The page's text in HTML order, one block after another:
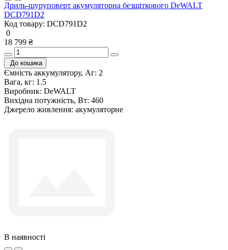
Дриль-шуруповерт акумуляторна безщіткового DeWALT
DCD791D2
Код товару: DCD791D2
0
18 799 ₴
До кошика
Ємність аккумулятору, Аг: 2
Вага, кг: 1.5
Виробник: DeWALT
Вихідна потужність, Вт: 460
Джерело живлення: акумуляторне
В наявності